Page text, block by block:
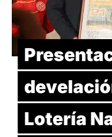
Lotería